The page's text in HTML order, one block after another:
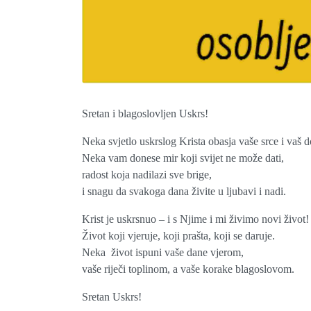
Sretan i blagoslovljen Uskrs!
Neka svjetlo uskrslog Krista obasja vaše srce i vaš
Neka vam donese mir koji svijet ne može dati,
radost koja nadilazi sve brige,
i snagu da svakoga dana živite u ljubavi i nadi.
Krist je uskrsnuo – i s Njime i mi živimo novi život!
Život koji vjeruje, koji prašta, koji se daruje.
Neka život ispuni vaše dane vjerom,
vaše riječi toplinom, a vaše korake blagoslovom.
Sretan Uskrs!